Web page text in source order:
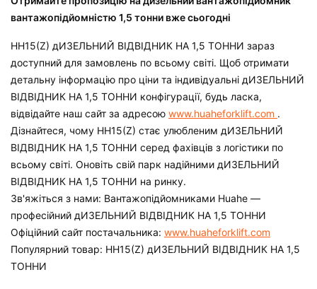
вантажопідйомністю 1,5 тонни вже сьогодні
HH15(Z) дИЗЕЛЬНИЙ ВІДВІДНИК НА 1,5 ТОННИ зараз
доступний для замовлень по всьому світі. Щоб отримати
детальну інформацію про ціни та індивідуальні дИЗЕЛЬНИЙ
ВІДВІДНИК НА 1,5 ТОННИ конфігурації, будь ласка,
відвідайте наш сайт за адресою www.huaheforklift.com .
Дізнайтеся, чому HH15(Z) стає улюбленим дИЗЕЛЬНИЙ
ВІДВІДНИК НА 1,5 ТОННИ серед фахівців з логістики по
всьому світі. Оновіть свій парк надійними дИЗЕЛЬНИЙ
ВІДВІДНИК НА 1,5 ТОННИ на ринку.
Зв'яжіться з нами: Вантажопідйомниками Huahe —
професійний дИЗЕЛЬНИЙ ВІДВІДНИК НА 1,5 ТОННИ
Офіційний сайт постачальника: www.huaheforklift.com
Популярний товар: HH15(Z) дИЗЕЛЬНИЙ ВІДВІДНИК НА 1,5
ТОННИ